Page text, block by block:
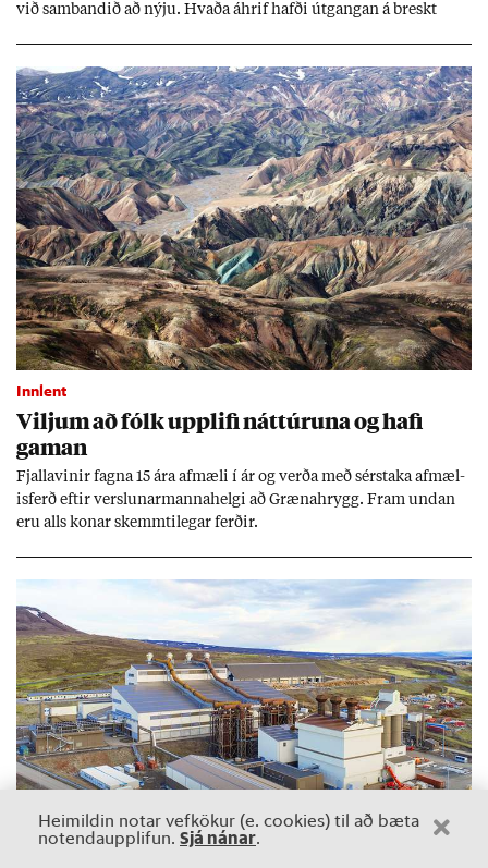
við sam­band­ið að nýju. Hvaða áhrif hafði út­gang­an á breskt
Innlent
Vilj­um að fólk upp­lifi nátt­úr­una og hafi
gam­an
Fjalla­vin­ir fagna 15 ára af­mæli í ár og verða með sér­staka af­mæl­
is­ferð eft­ir versl­un­ar­manna­helgi að Græna­hrygg. Fram und­an
eru alls kon­ar skemmti­leg­ar ferð­ir.
Heimildin notar vefkökur (e. cookies) til að bæta
notendaupplifun. Sjá nánar.